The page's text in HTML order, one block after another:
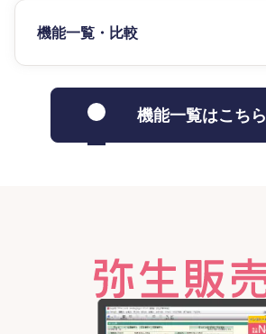
機能一覧・比較
機能一覧はこちら